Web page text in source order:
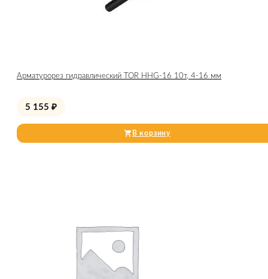
Арматурорез гидравлический TOR HHG-16 10т, 4-16 мм
5 155 ₽
В корзину